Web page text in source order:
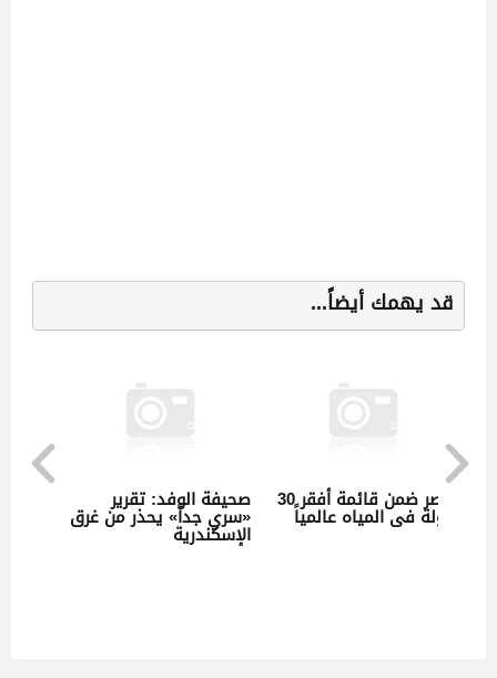
قد يهمك أيضاً...
صحيفة الوفد: تقرير
«سري جداً» يحذر من غرق
الإسكندرية
مصر ضمن قائمة أفقر 30
دولة فى المياه عالمياً